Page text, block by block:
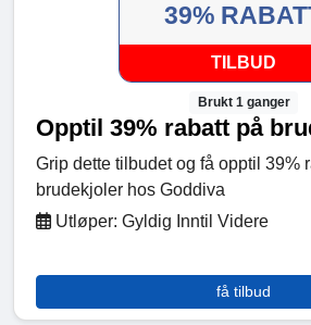
39%
TILBUD
Brukt 1 ganger
Opptil 39% rabatt på
Grip dette tilbudet og få opptil 39%
brudekjoler hos Goddiva
Utløper: Gyldig Inntil Videre
få tilbud